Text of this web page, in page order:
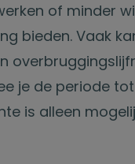
of minder
bieden. Vaak
je de periode
is alleen